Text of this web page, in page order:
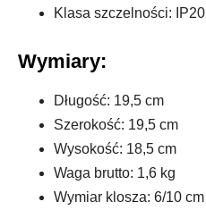
Klasa szczelności: IP20
Wymiary:
Długość: 19,5 cm
Szerokość: 19,5 cm
Wysokość: 18,5 cm
Waga brutto: 1,6 kg
Wymiar klosza: 6/10 cm